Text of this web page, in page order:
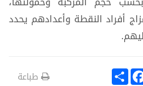
أفراد النقطة وأعدادهم يحدد
S
h طباعة